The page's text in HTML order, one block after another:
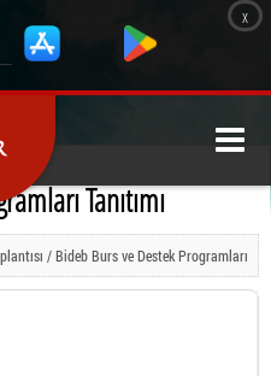
x
Tanıtımı
/ Bideb Burs ve Destek Programları